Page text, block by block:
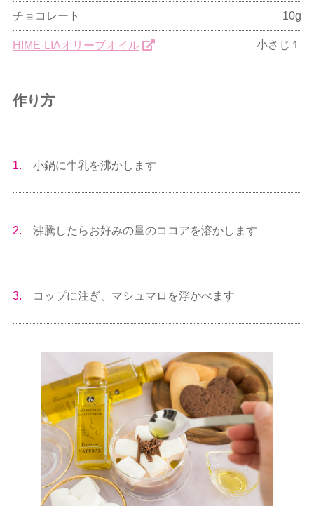
チョコレート 10g
HIME-LIAオリーブオイル 小さじ１
作り方
1. 小鍋に牛乳を沸かします
2. 沸騰したらお好みの量のココアを溶かします
3. コップに注ぎ、マシュマロを浮かべます